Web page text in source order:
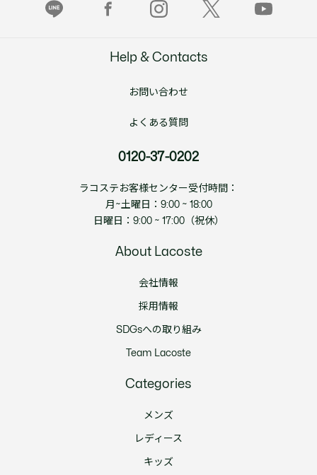
Help & Contacts
お問い合わせ
よくある質問
0120-37-0202
ラコステお客様センター受付時間：
月~土曜日：9:00 ~ 18:00
日曜日：9:00 ~ 17:00（祝休）
About Lacoste
会社情報
採用情報
SDGsへの取り組み
Team Lacoste
Categories
メンズ
レディース
キッズ